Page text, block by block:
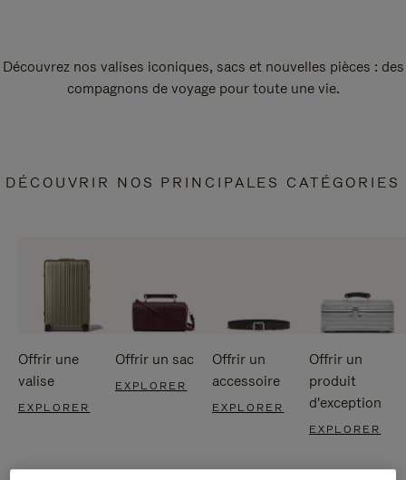
Découvrez nos valises iconiques, sacs et nouvelles pièces : des
compagnons de voyage pour toute une vie.
DÉCOUVRIR NOS PRINCIPALES CATÉGORIES
Offrir une
valise
EXPLORER
Offrir un sac
EXPLORER
Offrir un
accessoire
EXPLORER
Offrir un
produit
d'exception
EXPLORER